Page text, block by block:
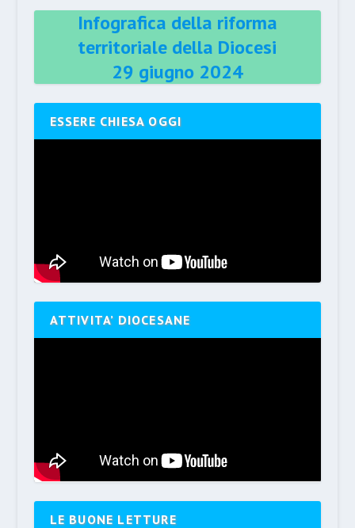
Infografica della riforma
territoriale della Diocesi
29 giugno 2024
ESSERE CHIESA OGGI
ATTIVITA’ DIOCESANE
LE BUONE LETTURE